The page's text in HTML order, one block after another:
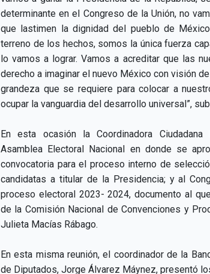
determinante en el Congreso de la Unión, no
que lastimen la dignidad del pueblo de
terreno de los hechos, somos la única fuerza
lo vamos a lograr. Vamos a acreditar que las
derecho a imaginar el nuevo México con visión
grandeza que se requiere para colocar a
ocupar la vanguardia del desarrollo universal”,
En esta ocasión la Coordinadora
Asamblea Electoral Nacional en donde se
convocatoria para el proceso interno de
candidatas a titular de la Presidencia; y al
proceso electoral 2023- 2024, documento al
de la Comisión Nacional de Convenciones y
Julieta Macías Rábago.
En esta misma reunión, el coordinador de la
de Diputados, Jorge Álvarez Máynez, presentó